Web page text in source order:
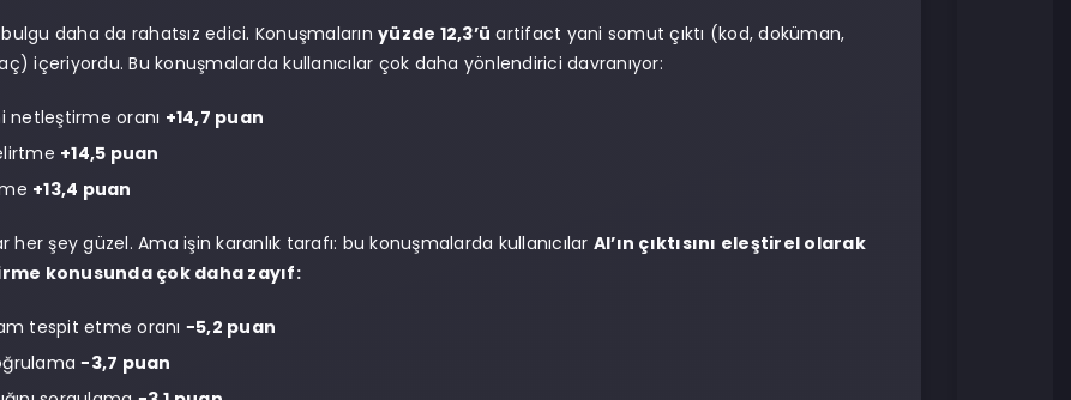
daha da rahatsız edici. Konuşmaların yüzde 12,3’ü artifact yani somut çıktı (kod, doküman,
içeriyordu. Bu konuşmalarda kullanıcılar çok daha yönlendirici davranıyor:
netleştirme oranı +14,7 puan
+14,5 puan
+13,4 puan
her şey güzel. Ama işin karanlık tarafı: bu konuşmalarda kullanıcılar AI’ın çıktısını eleştirel olarak
konusunda çok daha zayıf:
tespit etme oranı −5,2 puan
−3,7 puan